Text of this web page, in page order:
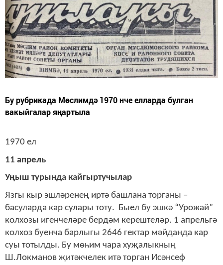
Бу рубрикада Мөслимдә 1970 нче елларда булган
вакыйгалар яңартыла
1970 ел
11 апрель
Уңыш турында кайгыртучылар
Язгы кыр эшләренең иртә башлана торганы –
басуларда кар сулары тоту. Быел бу эшкә “Урожай”
колхозы игенчеләре бердәм керештеләр. 1 апрельгә
колхоз буенча барлыгы 2646 гектар мәйданда кар
суы тотылды. Бу мөһим чара хуҗалыкның
Ш.Локманов җитәкчелек итә торган Исәнсеф